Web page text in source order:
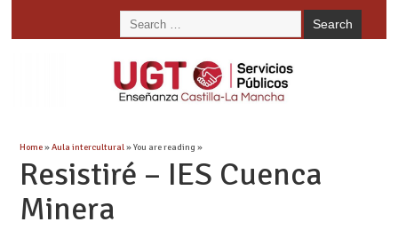
Home»Aula intercultural» You are reading »
Resistiré – IES Cuenca
Minera